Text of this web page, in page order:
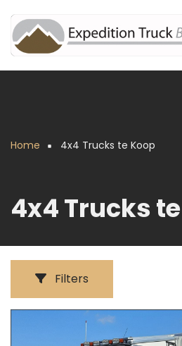
en
naar
de
Home 4x4 Trucks te Koop
4x4 Trucks
Filters